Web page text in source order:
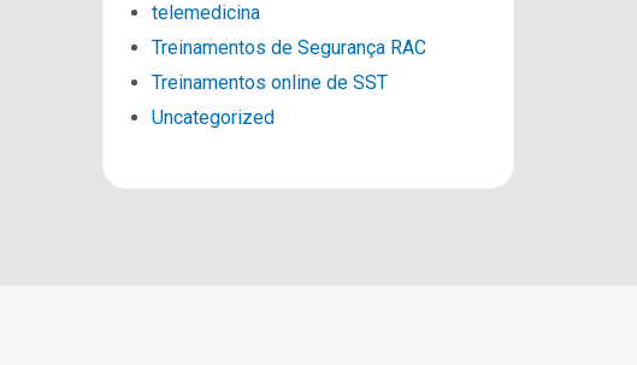
telemedicina
Treinamentos de Segurança RAC
Treinamentos online de SST
Uncategorized